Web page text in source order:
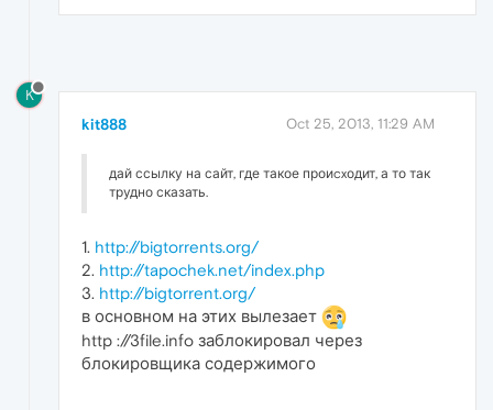
K
kit888 Oct 25, 2013, 11:29 AM
дай ссылку на сайт, где такое проиcxодит, а то так
трудно сказать.
1. http://bigtorrents.org/
2. http://tapochek.net/index.php
3. http://bigtorrent.org/
в основном на этих вылезает
http ://3file.info заблокировал через
блокировщика содержимого